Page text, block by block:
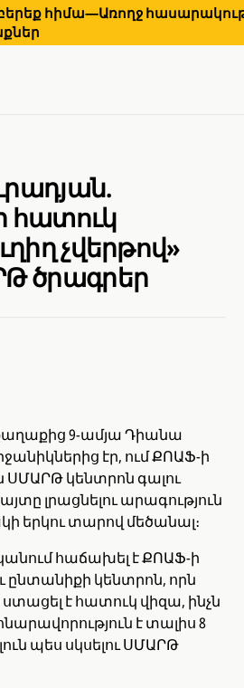
հիմա—Առողջ
հատուկ
չվերթով»
ծրագրեր
9-ամյա Դիանա
էր, ում ՔՈԱՖ-ի
ՍՄԱՐԹ կենտրոն գալու
լրացնելու արագություն
երկու տարով մեծանալ։
հաճախել է ՔՈԱՖ-ի
ընտանիքի կենտրոն, որն
է հատուկ վիզա, ինչն
է տալիս 8
պես սկսելու ՍՄԱՐԹ